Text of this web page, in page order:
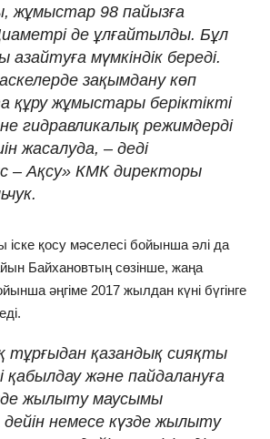
жұмыстар 98 пайызға
де ұлғайтылды. Бұл
азайтуға мүмкіндік береді.
зақымдану көп
құру жұмыстары беріктікті
гидравликалық режимдерді
жасалуда, – деді
– Ақсу» КМК директоры
қосу мәселесі бойынша әлі да
Байхановтың сөзінше, жаңа
әңгіме 2017 жылдан күні бүгінге
тұрғыдан қазандық сияқты
қабылдау және пайдалануға
жылыту маусымы
дейін немесе күзде жылыту